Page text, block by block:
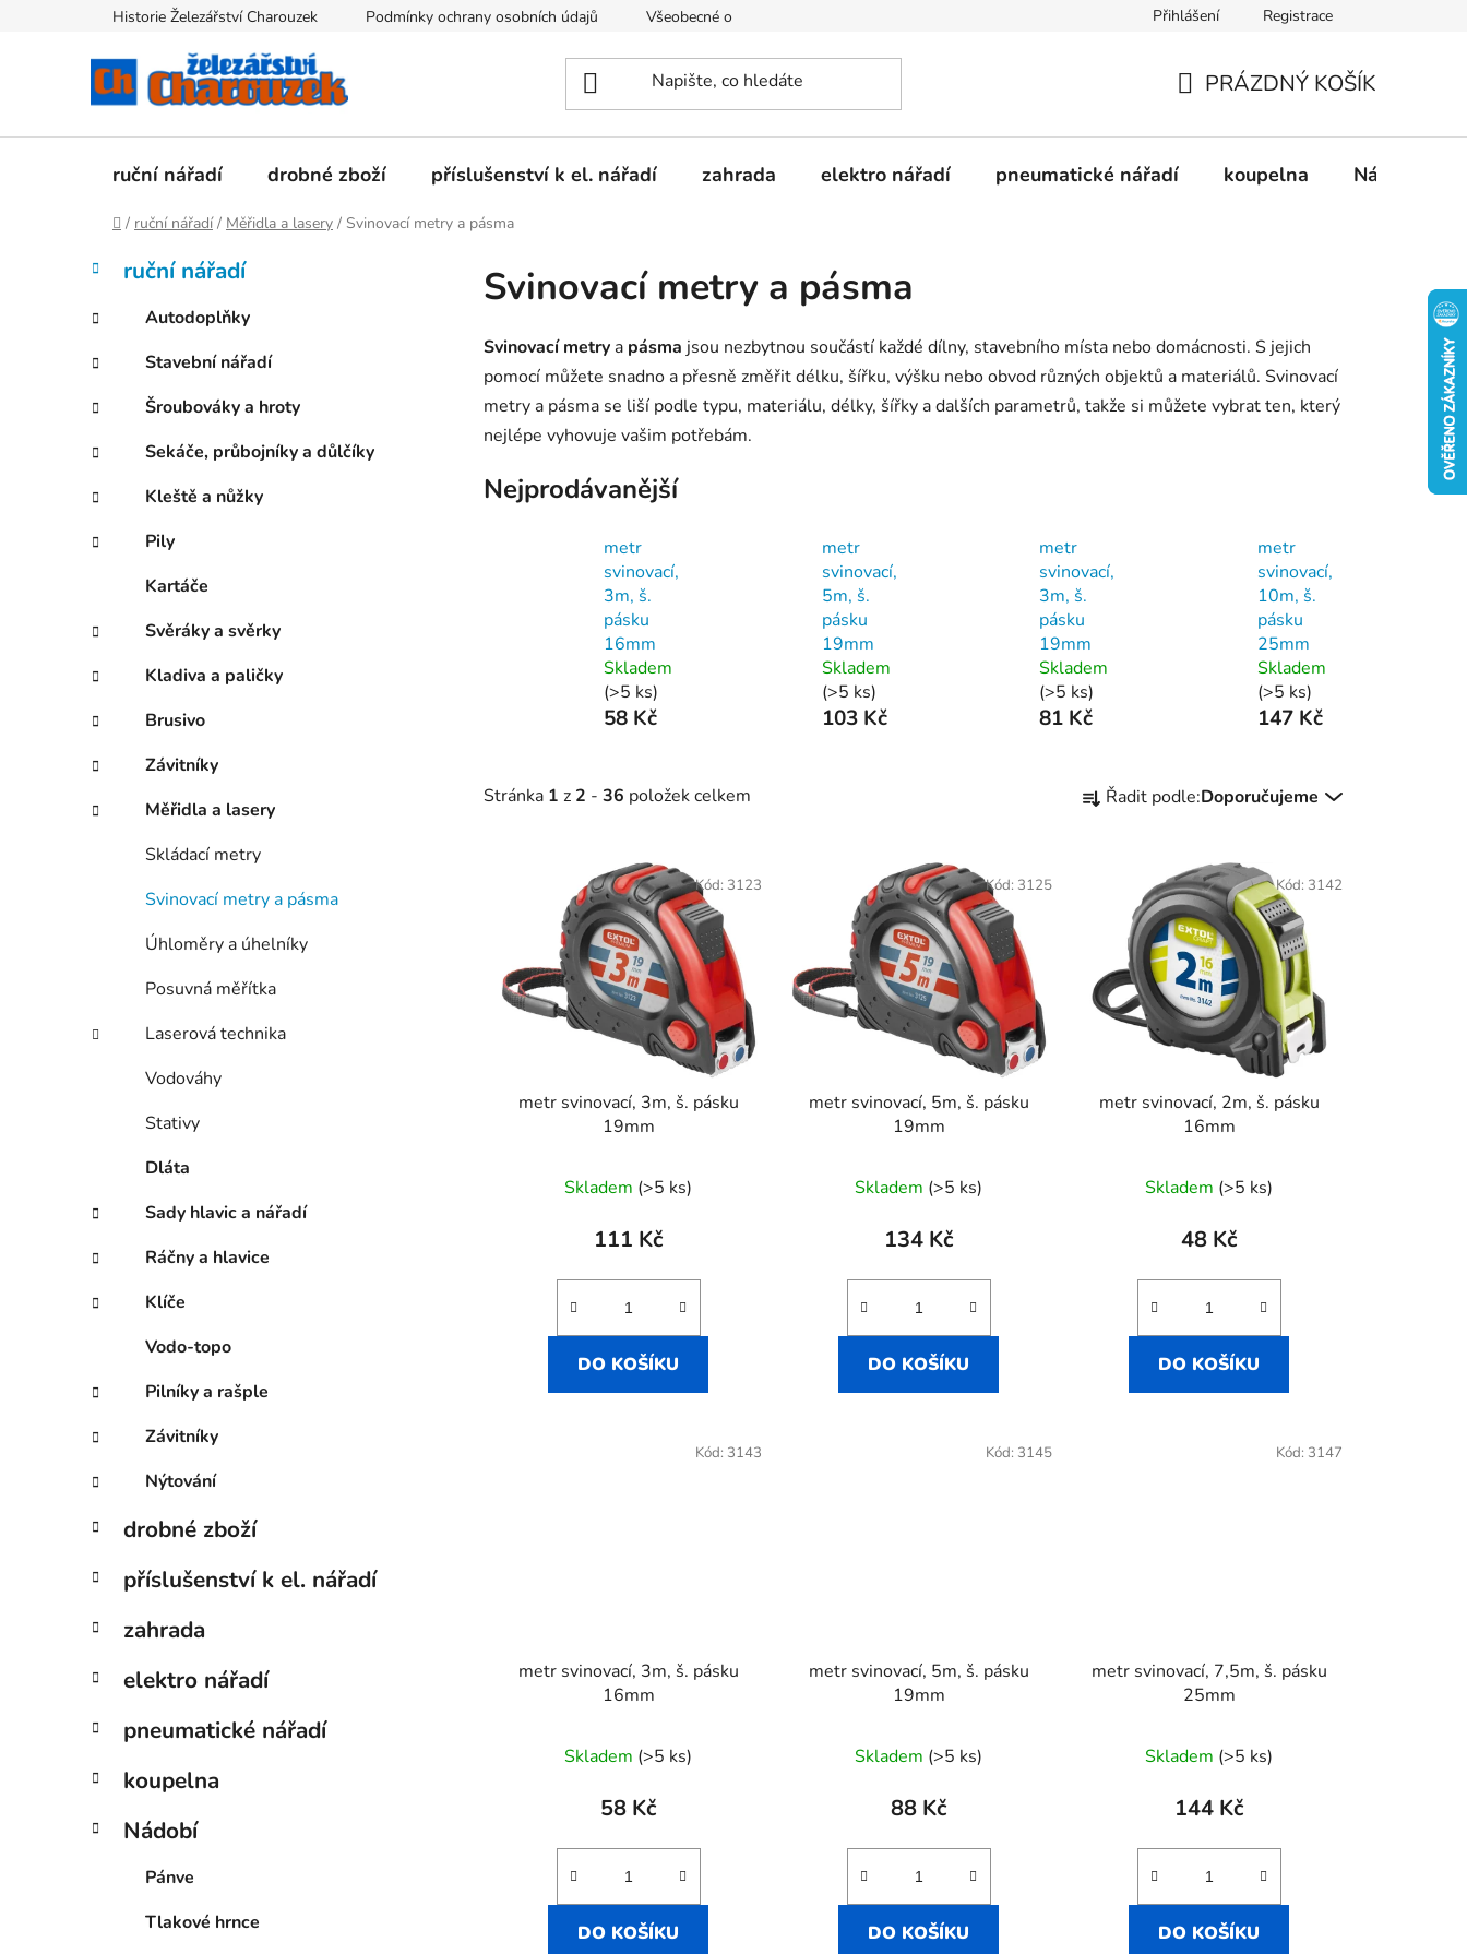
Historie Železářství Charouzek Podmínky ochrany osobních údajů Všeobecné obchodní podmínky Doprava a platba Kontakty
Přihlášení Registrace
KOŠÍK
PRÁZDNÝ KOŠÍK
ruční nářadí drobné zboží příslušenství k el. nářadí zahrada elektro nářadí pneumatické nářadí koupelna Nádobí
Domů
/ ruční nářadí / Měřidla a lasery / Svinovací metry a pásma
P
s
r
a
n
í
p
a
l
Přeskočit
kategorie
K
a
e
g
o
r
e
ruční nářadí
Autodoplňky
Stavební nářadí
Šroubováky a hroty
Sekáče, průbojníky a důlčíky
Kleště a nůžky
Pily
Kartáče
Svěráky a svěrky
Kladiva a paličky
Brusivo
Závitníky
Měřidla a lasery
Skládací metry
Svinovací metry a pásma
Úhloměry a úhelníky
Posuvná měřítka
Laserová technika
Vodováhy
Stativy
Dláta
Sady hlavic a nářadí
Ráčny a hlavice
Klíče
Vodo-topo
Pilníky a rašple
Závitníky
Nýtování
drobné zboží
příslušenství k el. nářadí
zahrada
elektro nářadí
pneumatické nářadí
koupelna
Nádobí
Pánve
Tlakové hrnce
Svinovací metry a pásma
Svinovací metry a pásma jsou nezbytnou součástí každé dílny, stavebního místa nebo domácnosti. S jejich
pomocí můžete snadno a přesně změřit délku, šířku, výšku nebo obvod různých objektů a materiálů. Svinovací
metry a pásma se liší podle typu, materiálu, délky, šířky a dalších parametrů, takže si můžete vybrat ten, který
nejlépe vyhovuje vašim potřebám.
Nejprodávanější
metr
svinovací,
3m, š.
pásku
16mm
Skladem
(>5 ks)
58 Kč
metr
svinovací,
5m, š.
pásku
19mm
Skladem
(>5 ks)
103 Kč
metr
svinovací,
3m, š.
pásku
19mm
Skladem
(>5 ks)
81 Kč
metr
svinovací,
10m, š.
pásku
25mm
Skladem
(>5 ks)
147 Kč
Stránka 1 z 2 - 36 položek celkem
a
o
Řadit podle:Doporučujeme
metr svinovací, 3m, š. pásku
19mm
Skladem (>5 ks)
111 Kč
DO KOŠÍKU
Kód: 3123
metr svinovací, 5m, š. pásku
19mm
Skladem (>5 ks)
134 Kč
DO KOŠÍKU
Kód: 3125
metr svinovací, 2m, š. pásku
16mm
Skladem (>5 ks)
48 Kč
DO KOŠÍKU
Kód: 3142
metr svinovací, 3m, š. pásku
16mm
Skladem (>5 ks)
58 Kč
DO KOŠÍKU
Kód: 3143
metr svinovací, 5m, š. pásku
19mm
Skladem (>5 ks)
88 Kč
DO KOŠÍKU
Kód: 3145
metr svinovací, 7,5m, š. pásku
25mm
Skladem (>5 ks)
144 Kč
DO KOŠÍKU
Kód: 3147